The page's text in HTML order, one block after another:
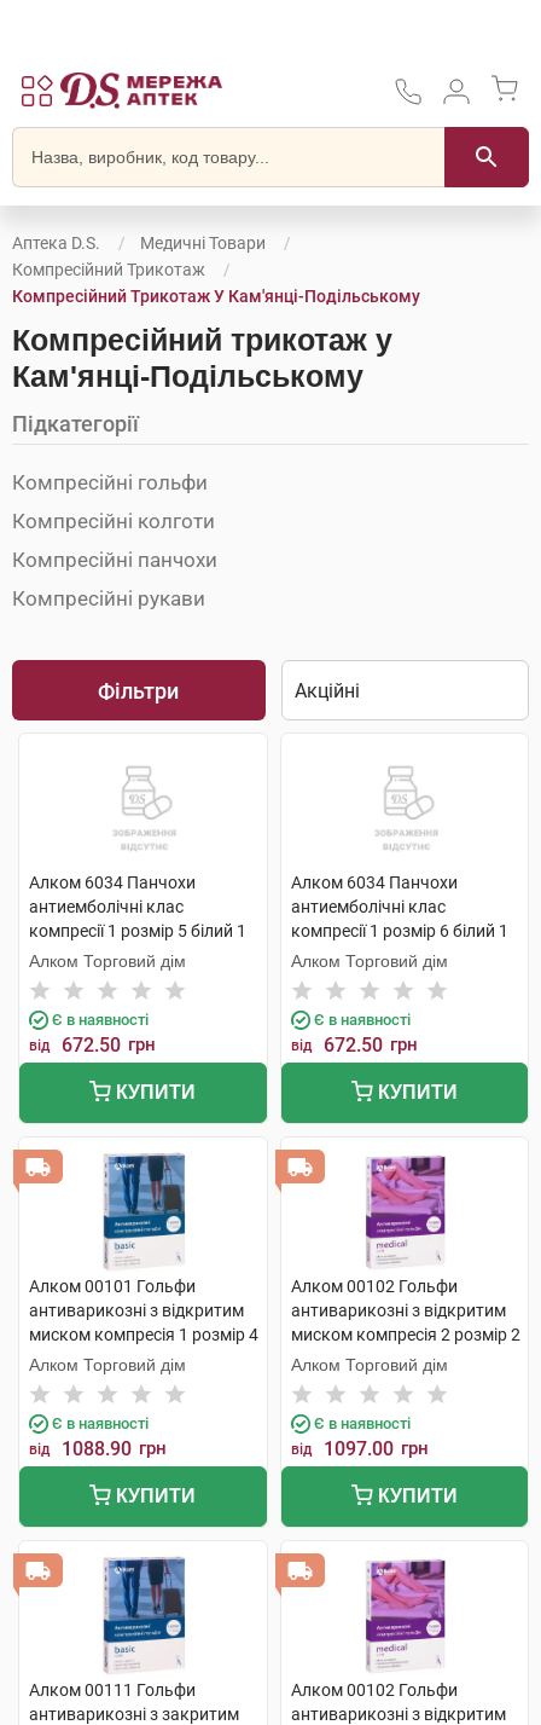
Аптека D.S.
Медичні Товари
Компресійний Трикотаж
Компресійний Трикотаж У Кам'янці-Подільському
Компресійний трикотаж у
Кам'янці-Подільському
Підкатегорії
Компресійні гольфи
Компресійні колготи
Компресійні панчохи
Компресійні рукави
Фільтри
Алком 6034 Панчохи
антиемболічні клас
компресії 1 розмір 5 білий 1
пара
Алком Торговий дім
Є в наявності
від 672.50 грн
КУПИТИ
Алком 6034 Панчохи
антиемболічні клас
компресії 1 розмір 6 білий 1
пара
Алком Торговий дім
Є в наявності
від 672.50 грн
КУПИТИ
Алком 00101 Гольфи
антиварикозні з відкритим
миском компресія 1 розмір 4
бежевий 1 пара
Алком Торговий дім
Є в наявності
від 1088.90 грн
КУПИТИ
Алком 00102 Гольфи
антиварикозні з відкритим
миском компресія 2 розмір 2
бежевий 1 пара
Алком Торговий дім
Є в наявності
від 1097.00 грн
КУПИТИ
Алком 00111 Гольфи
антиварикозні з закритим
Алком 00102 Гольфи
антиварикозні з відкритим